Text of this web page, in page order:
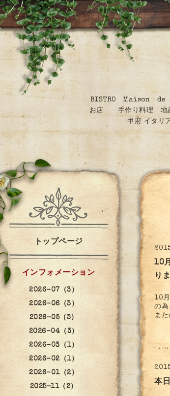
BISTRO Maison de
お店 手作り料理 地
甲府 イタ
10
り
10
の為
ま
本
トップページ
インフォメーション
2026-07（3）
2026-06（3）
2026-05（3）
2026-04（3）
2026-03（1）
2026-02（1）
2026-01（2）
2025-11（2）